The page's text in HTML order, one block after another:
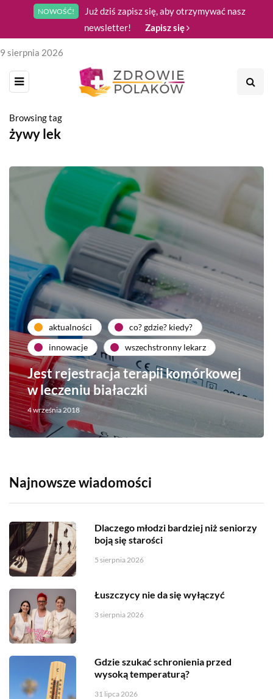
NOWOŚĆ!
Już dziś zapisz się, aby otrzymywać nasz
newsletter!
Zapisz się
9 sierpnia 2026
Browsing tag
żywy lek
aktualności
co? gdzie? kiedy?
innowacje
wszechstronny lekarz
Jest rejestracja terapii komórkowej
w leczeniu białaczki
4 września 2018
Najnowsze wiadomości
Dlaczego młodzi bardziej niż seniorzy
boją się starości
5 sierpnia 2026
Łuszczycy nie da się wyłączyć
3 sierpnia 2026
Gdzie szukać schronienia przed
wysoką temperaturą?
31 lipca 2026